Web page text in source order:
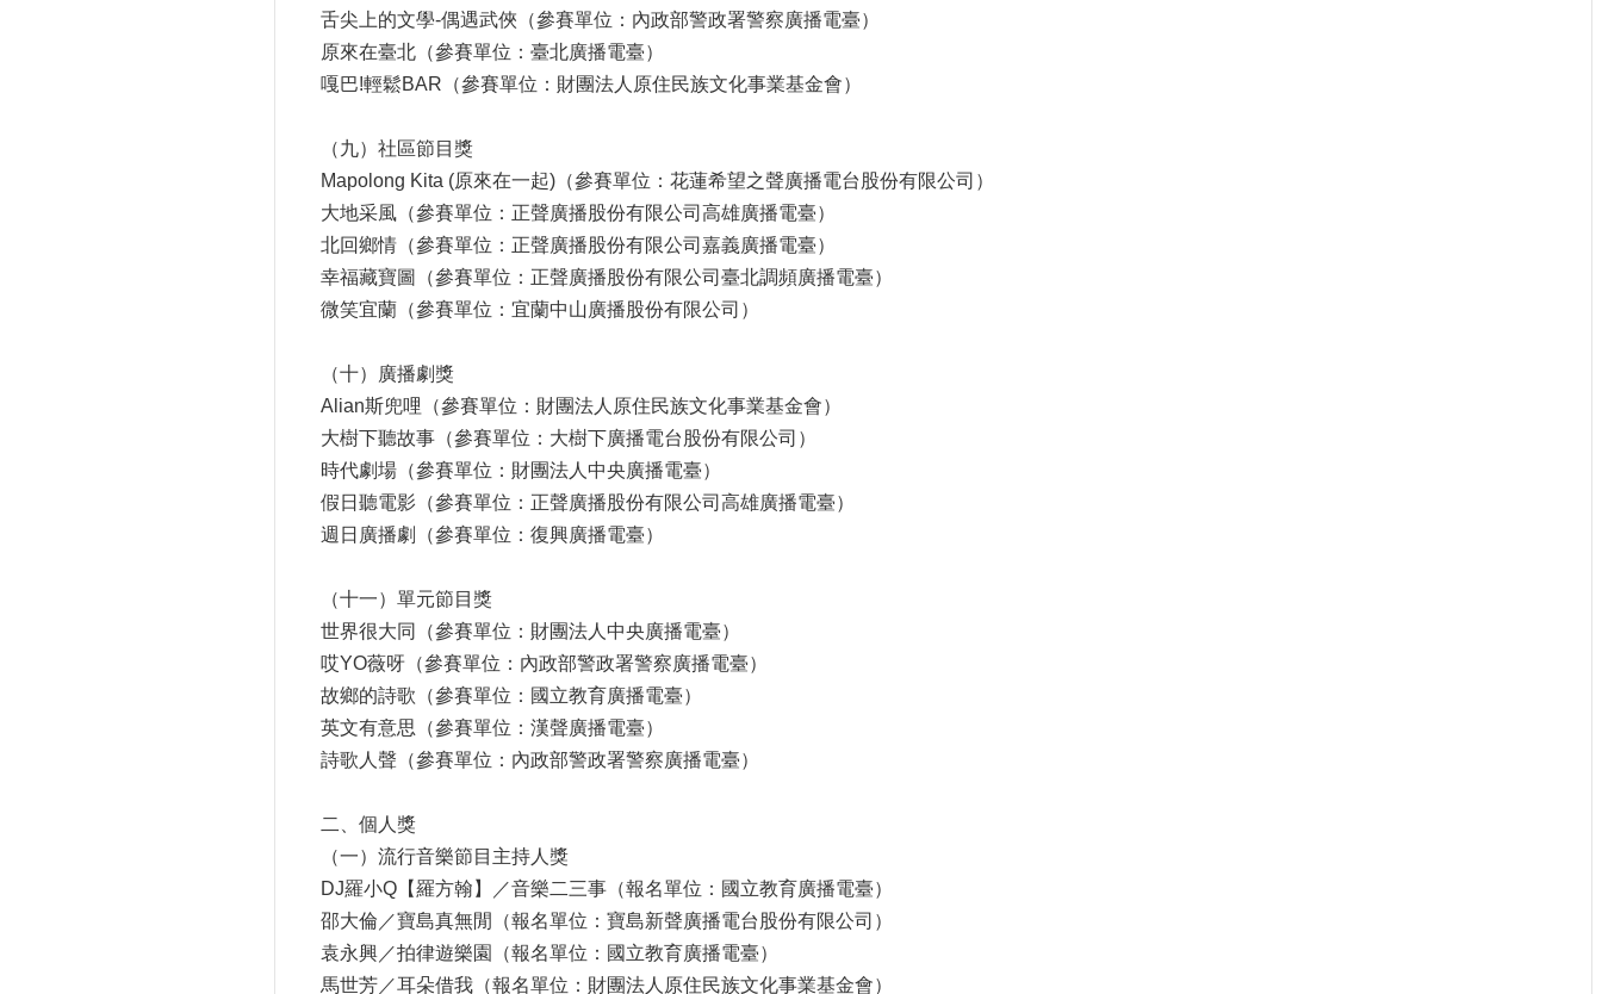
舌尖上的文學-偶遇武俠（參賽單位：內政部警政署警察廣播電臺）
原來在臺北（參賽單位：臺北廣播電臺）
嘎巴!輕鬆BAR（參賽單位：財團法人原住民族文化事業基金會）
（九）社區節目獎
Mapolong Kita (原來在一起)（參賽單位：花蓮希望之聲廣播電台股份有限公司）
大地采風（參賽單位：正聲廣播股份有限公司高雄廣播電臺）
北回鄉情（參賽單位：正聲廣播股份有限公司嘉義廣播電臺）
幸福藏寶圖（參賽單位：正聲廣播股份有限公司臺北調頻廣播電臺）
微笑宜蘭（參賽單位：宜蘭中山廣播股份有限公司）
（十）廣播劇獎
Alian斯兜哩（參賽單位：財團法人原住民族文化事業基金會）
大樹下聽故事（參賽單位：大樹下廣播電台股份有限公司）
時代劇場（參賽單位：財團法人中央廣播電臺）
假日聽電影（參賽單位：正聲廣播股份有限公司高雄廣播電臺）
週日廣播劇（參賽單位：復興廣播電臺）
（十一）單元節目獎
世界很大同（參賽單位：財團法人中央廣播電臺）
哎YO薇呀（參賽單位：內政部警政署警察廣播電臺）
故鄉的詩歌（參賽單位：國立教育廣播電臺）
英文有意思（參賽單位：漢聲廣播電臺）
詩歌人聲（參賽單位：內政部警政署警察廣播電臺）
二、個人獎
（一）流行音樂節目主持人獎
DJ羅小Q【羅方翰】／音樂二三事（報名單位：國立教育廣播電臺）
邵大倫／寶島真無閒（報名單位：寶島新聲廣播電台股份有限公司）
袁永興／拍律遊樂園（報名單位：國立教育廣播電臺）
馬世芳／耳朵借我（報名單位：財團法人原住民族文化事業基金會）